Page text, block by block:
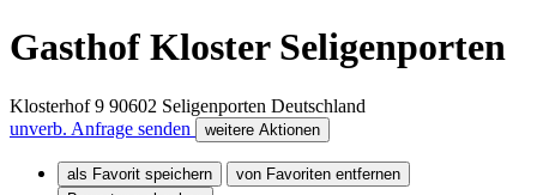
Gasthof Kloster Seligenporten
Klosterhof 9 90602 Seligenporten Deutschland
unverb. Anfrage senden
weitere Aktionen
als Favorit speichern
von Favoriten entfernen